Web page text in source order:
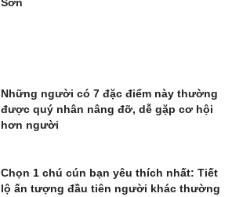
Sơn
Những người có 7 đặc điểm này thường
được quý nhân nâng đỡ, dễ gặp cơ hội
hơn người
Chọn 1 chú cún bạn yêu thích nhất: Tiết
lộ ấn tượng đầu tiên người khác thường